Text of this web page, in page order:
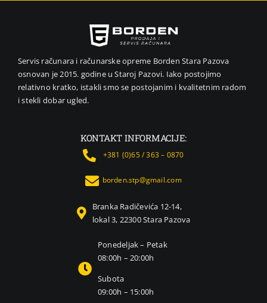
Servis računara i računarske opreme Borden Stara Pazova
osnovan je 2015. godine u Staroj Pazovi. Iako postojimo
relativno kratko, istakli smo se postojanim i kvalitetnim radom
i stekli dobar ugled.
KONTAKT INFORMACIJE:
+381 (0)65 / 363 – 0870
borden.stp@gmail.com
Branka Radičevića 12-14,
lokal 3, 22300 Stara Pazova
Ponedeljak – Petak
08:00h – 20:00h
Subota
09:00h – 15:00h